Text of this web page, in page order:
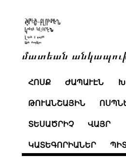
մատեան
ՀՈՍՔ ԺԱՊԱՒԷՆ
ԹՈՒԱՆՇԱՅԻՆ
ՏԵՍԱԾՐԻՉ ՎԱՅՐ
ԿԱՏԵԳՈՐԻԱՆԵՐ